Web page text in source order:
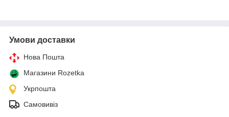
Умови доставки
Нова Пошта
Магазини Rozetka
Укрпошта
Самовивіз